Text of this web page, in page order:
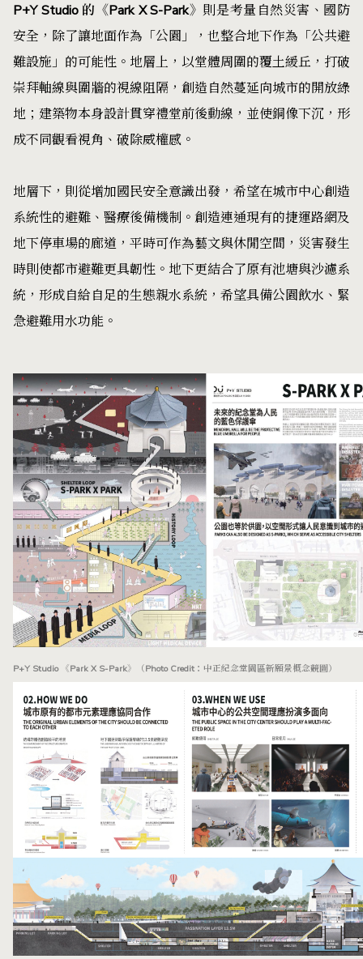
P+Y Studio 的《Park X S-Park》 則是考量自然災害、國防
安全，除了讓地面作為「公園」，也整合地下作為「公共避
難設施」的可能性。地層上，以堂體周圍的覆土緩丘，打破
崇拜軸線與圍牆的視線阻隔，創造自然蔓延向城市的開放綠
地；建築物本身設計貫穿禮堂前後動線，並使銅像下沉，形
成不同觀看視角、破除威權感。
地層下，則從增加國民安全意識出發，希望在城市中心創造
系統性的避難、醫療後備機制。創造連通現有的捷運路網及
地下停車場的廊道，平時可作為藝文與休閒空間，災害發生
時則使都市避難更具韌性。地下更結合了原有池塘與沙濾系
統，形成自給自足的生態親水系統，希望具備公園飲水、緊
急避難用水功能。
P+Y Studio 《Park X S-Park》（Photo Credit：中正紀念堂園區新願景概念競圖）